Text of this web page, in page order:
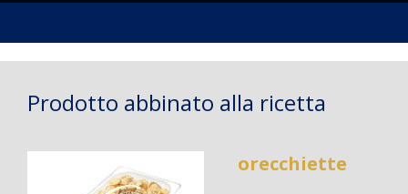
Prodotto abbinato alla ricetta
orecchiette